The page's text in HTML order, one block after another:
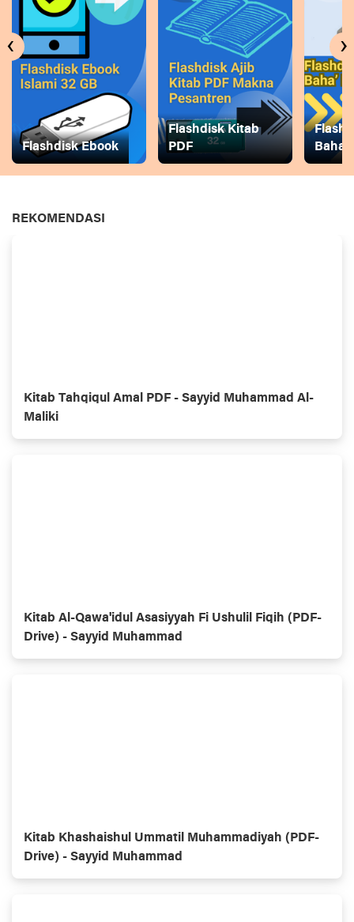
Flashdisk Ebook
Flashdisk Kitab
PDF
Baha
‹ ›
REKOMENDASI
Kitab Tahqiqul Amal PDF - Sayyid Muhammad Al-
Maliki
Kitab Al-Qawa'idul Asasiyyah Fi Ushulil Fiqih (PDF-
Drive) - Sayyid Muhammad
Kitab Khashaishul Ummatil Muhammadiyah (PDF-
Drive) - Sayyid Muhammad